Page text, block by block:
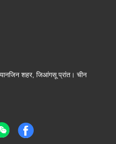
शहर, जिआंगसू प्रांत। चीन